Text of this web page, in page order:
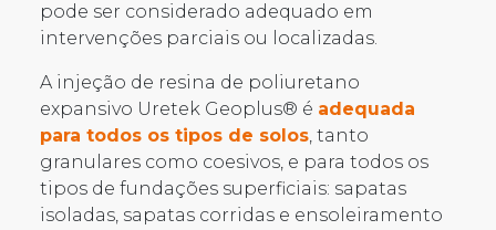
pode ser considerado adequado em
intervenções parciais ou localizadas.
A injeção de resina de poliuretano
expansivo Uretek Geoplus® é adequada
para todos os tipos de solos, tanto
granulares como coesivos, e para todos os
tipos de fundações superficiais: sapatas
isoladas, sapatas corridas e ensoleiramento